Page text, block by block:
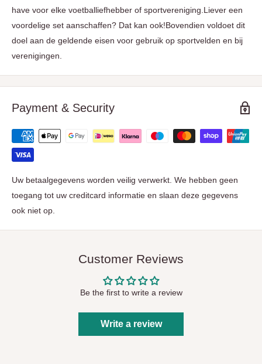
have voor elke voetballiefhebber of sportvereniging.Liever een
voordelige set aanschaffen? Dat kan ook!Bovendien voldoet dit
doel aan de geldende eisen voor gebruik op sportvelden en bij
verenigingen.
Payment & Security
Uw betaalgegevens worden veilig verwerkt. We hebben geen
toegang tot uw creditcard informatie en slaan deze gegevens
ook niet op.
Customer Reviews
Be the first to write a review
Write a review